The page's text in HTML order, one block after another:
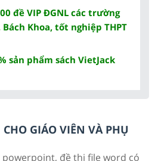
đề VIP ĐGNL các trường
Bách Khoa, tốt nghiệp THPT
sản phẩm sách VietJack
GIÁO VIÊN VÀ PHỤ
powerpoint, đề thi file word có